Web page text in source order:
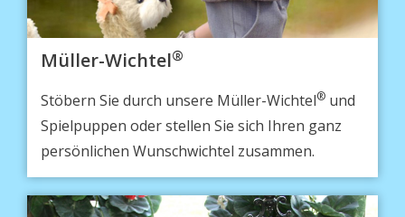
Müller-Wichtel®
Stöbern Sie durch unsere Müller-Wichtel® und
Spielpuppen oder stellen Sie sich Ihren ganz
persönlichen Wunschwichtel zusammen.